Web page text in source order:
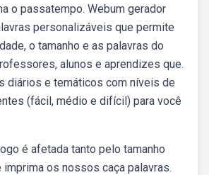
o passatempo. Webum gerador
personalizáveis que permite
o tamanho e as palavras do
alunos e aprendizes que.
diários e temáticos com níveis de
(fácil, médio e difícil) para você
é afetada tanto pelo tamanho
imprima os nossos caça palavras.